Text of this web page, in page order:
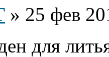
» 25 фев
для